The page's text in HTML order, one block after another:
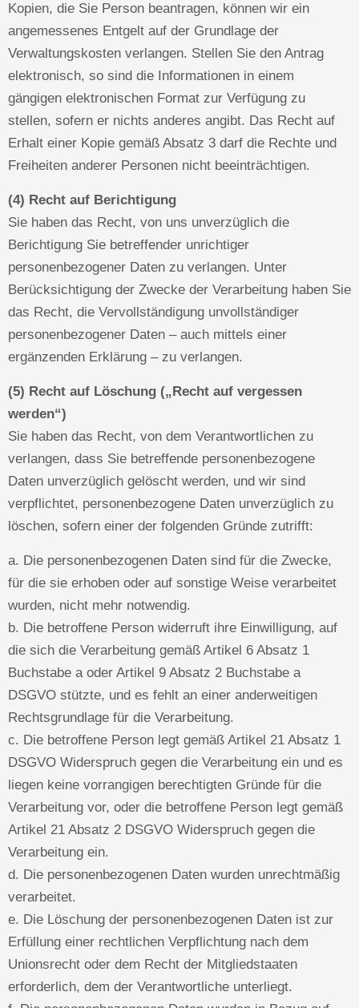
Kopien, die Sie Person beantragen, können wir ein
angemessenes Entgelt auf der Grundlage der
Verwaltungskosten verlangen. Stellen Sie den Antrag
elektronisch, so sind die Informationen in einem
gängigen elektronischen Format zur Verfügung zu
stellen, sofern er nichts anderes angibt. Das Recht auf
Erhalt einer Kopie gemäß Absatz 3 darf die Rechte und
Freiheiten anderer Personen nicht beeinträchtigen.
(4) Recht auf Berichtigung
Sie haben das Recht, von uns unverzüglich die
Berichtigung Sie betreffender unrichtiger
personenbezogener Daten zu verlangen. Unter
Berücksichtigung der Zwecke der Verarbeitung haben Sie
das Recht, die Vervollständigung unvollständiger
personenbezogener Daten – auch mittels einer
ergänzenden Erklärung – zu verlangen.
(5) Recht auf Löschung („Recht auf vergessen
werden“)
Sie haben das Recht, von dem Verantwortlichen zu
verlangen, dass Sie betreffende personenbezogene
Daten unverzüglich gelöscht werden, und wir sind
verpflichtet, personenbezogene Daten unverzüglich zu
löschen, sofern einer der folgenden Gründe zutrifft:
a. Die personenbezogenen Daten sind für die Zwecke,
für die sie erhoben oder auf sonstige Weise verarbeitet
wurden, nicht mehr notwendig.
b. Die betroffene Person widerruft ihre Einwilligung, auf
die sich die Verarbeitung gemäß Artikel 6 Absatz 1
Buchstabe a oder Artikel 9 Absatz 2 Buchstabe a
DSGVO stützte, und es fehlt an einer anderweitigen
Rechtsgrundlage für die Verarbeitung.
c. Die betroffene Person legt gemäß Artikel 21 Absatz 1
DSGVO Widerspruch gegen die Verarbeitung ein und es
liegen keine vorrangigen berechtigten Gründe für die
Verarbeitung vor, oder die betroffene Person legt gemäß
Artikel 21 Absatz 2 DSGVO Widerspruch gegen die
Verarbeitung ein.
d. Die personenbezogenen Daten wurden unrechtmäßig
verarbeitet.
e. Die Löschung der personenbezogenen Daten ist zur
Erfüllung einer rechtlichen Verpflichtung nach dem
Unionsrecht oder dem Recht der Mitgliedstaaten
erforderlich, dem der Verantwortliche unterliegt.